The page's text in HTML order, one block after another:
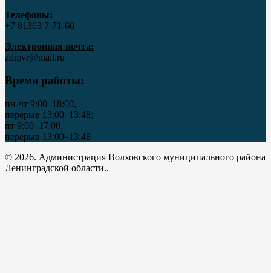
Телефоны:
+7 81363 7‑71-60
Электронная почта:
admvr@mail.ru
Время работы:
пн-чт 9:00–18:00,
перерыв 13:00–13:48;
пт 9:00–17:00,
перерыв 13:00–13:48
© 2026. Администрация Волховского муниципального района
Ленинградской области..